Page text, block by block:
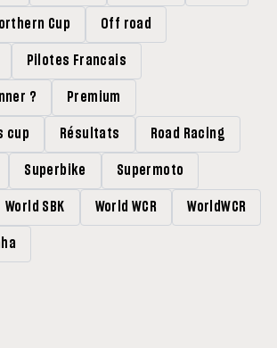
Cup Off road
Pilotes Francais
? Premium
cup Résultats Road Racing
Superbike Supermoto
World SBK World WCR WorldWCR